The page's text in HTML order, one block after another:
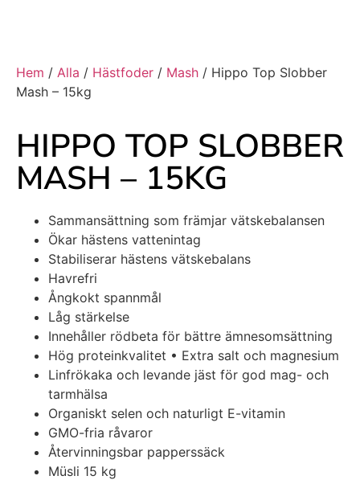
Hem / Alla / Hästfoder / Mash / Hippo Top Slobber
Mash – 15kg
HIPPO TOP SLOBBER
MASH – 15KG
Sammansättning som främjar vätskebalansen
Ökar hästens vattenintag
Stabiliserar hästens vätskebalans
Havrefri
Ångkokt spannmål
Låg stärkelse
Innehåller rödbeta för bättre ämnesomsättning
Hög proteinkvalitet • Extra salt och magnesium
Linfrökaka och levande jäst för god mag- och
tarmhälsa
Organiskt selen och naturligt E-vitamin
GMO-fria råvaror
Återvinningsbar papperssäck
Müsli 15 kg